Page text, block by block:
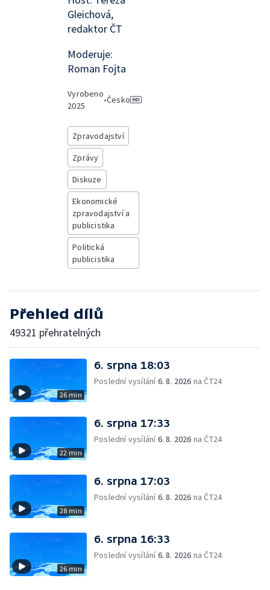
Gleichová,
redaktor ČT
Moderuje:
Roman Fojta
Vyrobeno
2025
•Česko
Zpravodajství
Zprávy
Diskuze
Ekonomické
zpravodajství a
publicistika
Politická
publicistika
Přehled dílů
49321 přehratelných
26 min
6. srpna 18:03
Poslední vysílání6. 8. 2026 na ČT24
22 min
6. srpna 17:33
Poslední vysílání6. 8. 2026 na ČT24
28 min
6. srpna 17:03
Poslední vysílání6. 8. 2026 na ČT24
26 min
6. srpna 16:33
Poslední vysílání6. 8. 2026 na ČT24